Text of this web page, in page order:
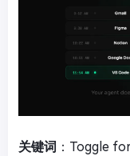
关键词 ：Toggle